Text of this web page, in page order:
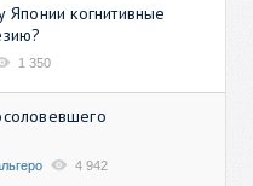
когнитивные
1 350
4 942